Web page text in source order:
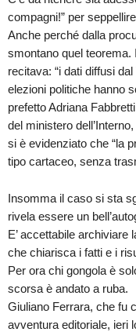
compagni!” per
Anche perché dalla
smontano quel teorema.
recitava: “i dati diffusi
elezioni politiche hanno
prefetto Adriana
del ministero
si è evidenziato che “la
tipo cartaceo, senza
Insomma il caso si sta
rivela essere un
E’ accettabile archiviare
che chiarisca i fatti e i
Per ora chi gongola è
scorsa è andato a ruba.
Giuliano Ferrara, che fu
avventura editoriale, ieri